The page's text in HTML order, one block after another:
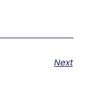
Next